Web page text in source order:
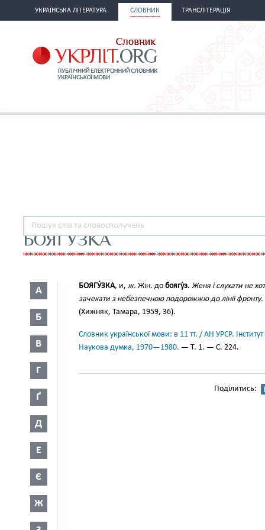
УКРАЇНСЬКА ЛІТЕРАТУРА СЛОВНИК ТРАНСЛІТЕРАЦІЯ
БОЯГУЗКА
А
Б
В
Г
Ґ
Д
Е
Є
Ж
БОЯГУ́ЗКА, и, ж. Жін. до боягу́з. Женя і слухати не
зачекати з небезпечною подорожжю до лінії
(Хижняк, Тамара, 1959, 36).
Словник української мови: в 11 тт. / АН УРСР.
Наукова думка, 1970—1980. — Т. 1. — С. 224.
Поділитись: